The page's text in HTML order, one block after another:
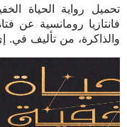
فانتازيا رومانسية عن
والذاكرة، من تأليف